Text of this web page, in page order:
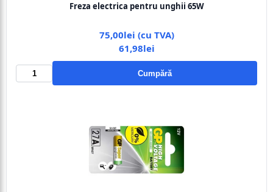
Freza electrica pentru unghii 65W
75,00lei (cu TVA)
61,98lei
Cumpără